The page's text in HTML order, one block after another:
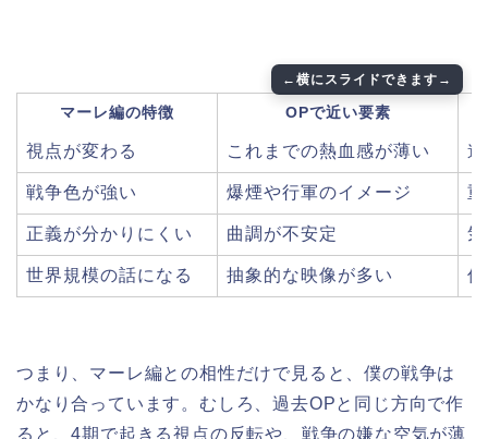
マーレ編の特徴 OPで近い要素
視点が変わる これまでの熱血感が薄い
戦争色が強い 爆煙や行軍のイメージ
正義が分かりにくい 曲調が不安定
世界規模の話になる 抽象的な映像が多い
つまり、マーレ編との相性だけで見ると、僕の戦争は
かなり合っています。むしろ、過去OPと同じ方向で作
ると、4期で起きる視点の反転や、戦争の嫌な空気が薄